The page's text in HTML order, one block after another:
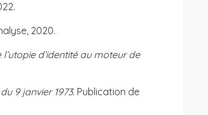
2020.
d’identité au moteur de
9 janvier 1973. Publication de